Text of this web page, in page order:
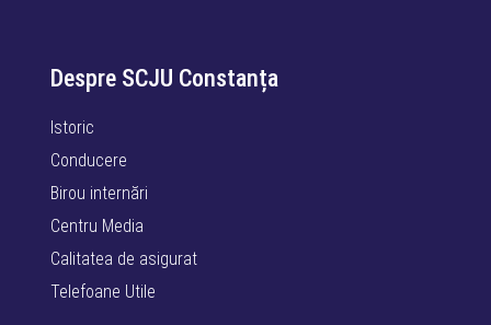
Despre SCJU Constanța
Istoric
Conducere
Birou internări
Centru Media
Calitatea de asigurat
Telefoane Utile